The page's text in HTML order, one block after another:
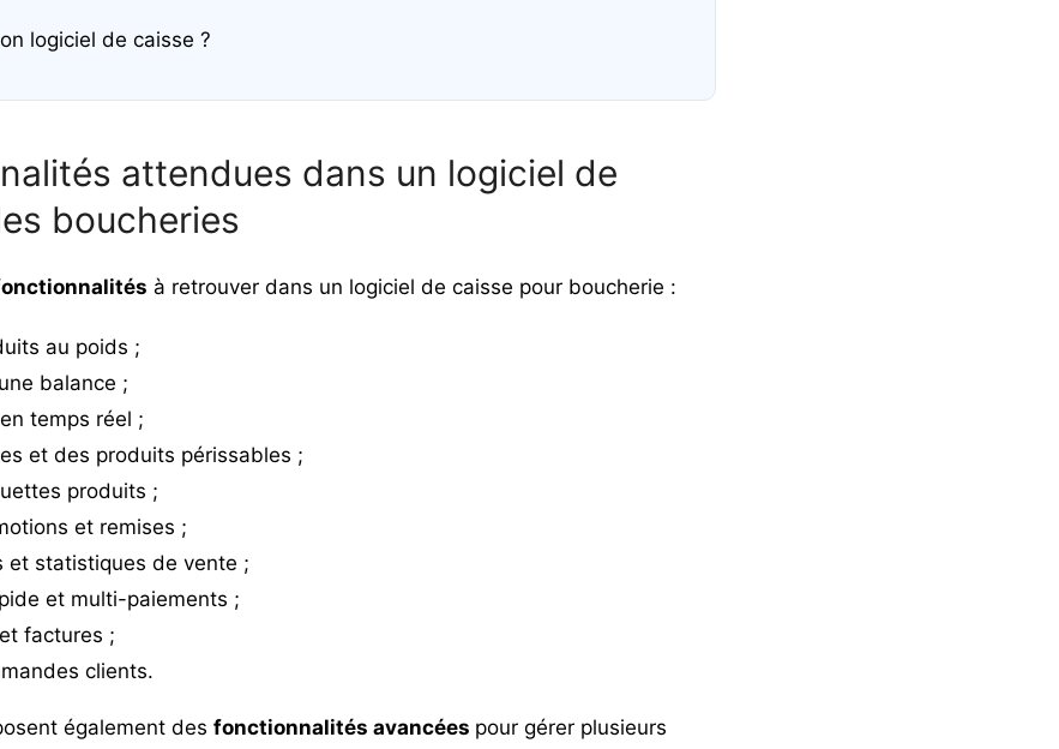
logiciel de caisse ?
attendues dans un logiciel de
boucheries
à retrouver dans un logiciel de caisse pour boucherie :
au poids ;
balance ;
temps réel ;
et des produits périssables ;
produits ;
et remises ;
et statistiques de vente ;
et multi-paiements ;
factures ;
clients.
également des fonctionnalités avancées pour gérer plusieurs